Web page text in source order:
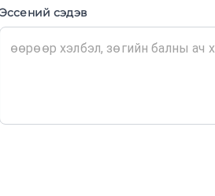
Эссений сэдэв